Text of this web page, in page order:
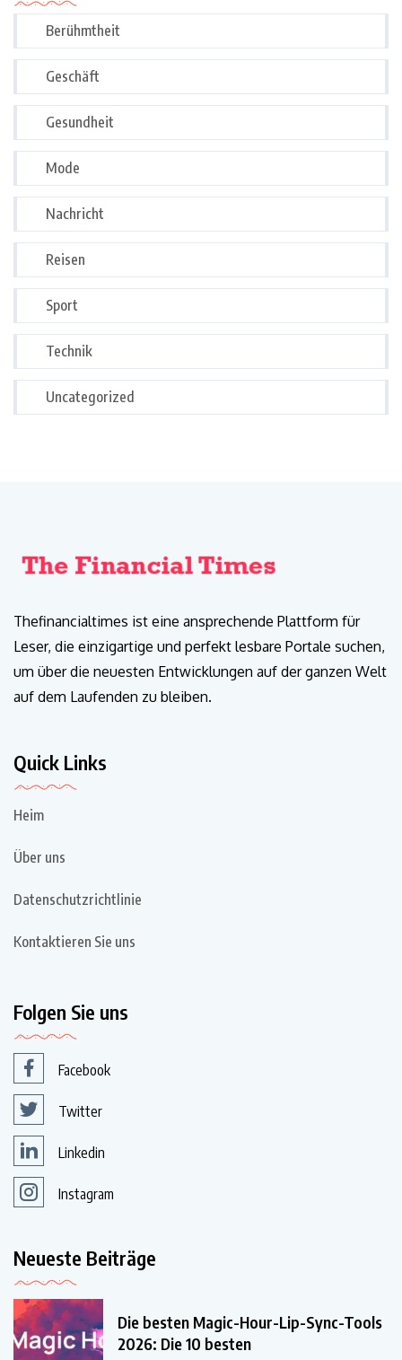
Berühmtheit
Geschäft
Gesundheit
Mode
Nachricht
Reisen
Sport
Technik
Uncategorized
Thefinancialtimes ist eine ansprechende Plattform für
Leser, die einzigartige und perfekt lesbare Portale suchen,
um über die neuesten Entwicklungen auf der ganzen Welt
auf dem Laufenden zu bleiben.
Quick Links
Heim
Über uns
Datenschutzrichtlinie
Kontaktieren Sie uns
Folgen Sie uns
Facebook
Twitter
Linkedin
Instagram
Neueste Beiträge
Die besten Magic-Hour-Lip-Sync-Tools
2026: Die 10 besten